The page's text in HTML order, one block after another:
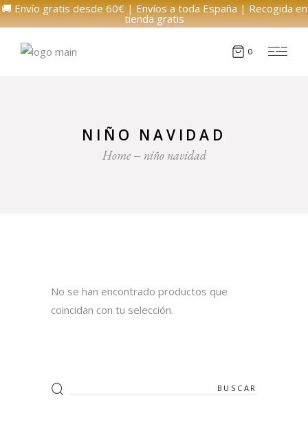
🚚 Envío gratis desde 60€ | Envíos a toda España | Recogida en
tienda gratis
0
NIÑO NAVIDAD
Home niño navidad
No se han encontrado productos que
coincidan con tu selección.
Search
for: